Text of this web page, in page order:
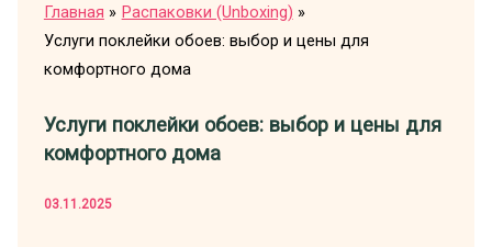
Главная
Распаковки (Unboxing)
Услуги поклейки обоев: выбор и цены для
комфортного дома
Услуги поклейки обоев: выбор и цены для
комфортного дома
03.11.2025